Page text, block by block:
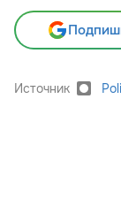
Источник